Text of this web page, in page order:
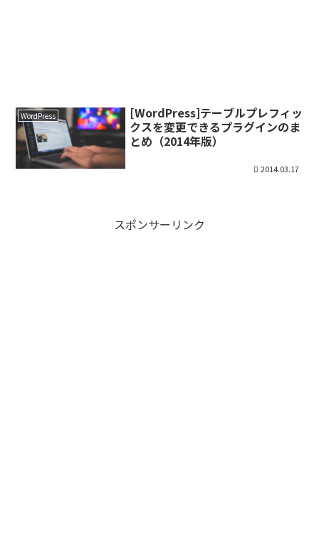
WordPress
[WordPress]テーブルプレフィッ
クスを変更できるプラグインのま
とめ（2014年版）
2014.03.17
スポンサーリンク